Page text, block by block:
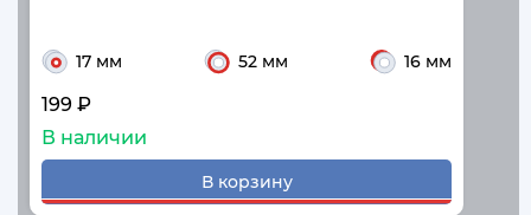
17 мм 52 мм 16 мм
199 ₽
В наличии
В корзину